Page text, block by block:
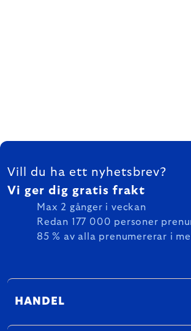
FOOTER
Vill du ha ett nyhetsbrev?
Vi ger dig gratis frakt
Max 2 gånger i veckan
Redan 177 000 personer
85 % av alla prenumererar i
HANDEL